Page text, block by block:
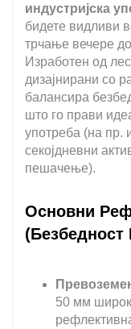
индустријска
бидете видливи
трчање вечере
Изработен од
дизајнирани со
балансира
што го прави
употреба (на пр.
секојдневни
пешачење).
Основни
50 мм